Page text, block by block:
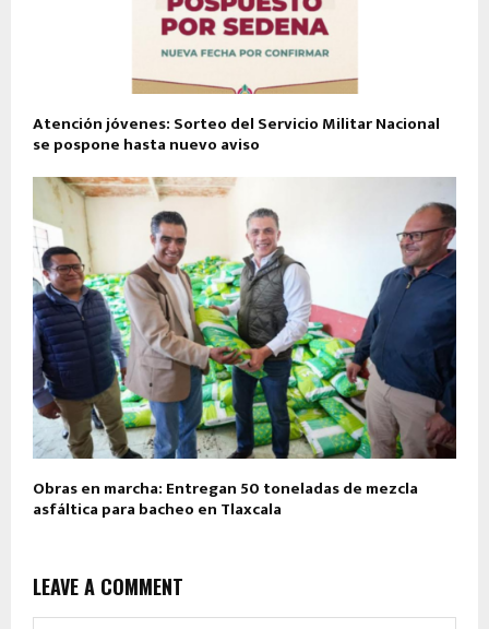
Atención jóvenes: Sorteo del Servicio Militar Nacional
se pospone hasta nuevo aviso
Obras en marcha: Entregan 50 toneladas de mezcla
asfáltica para bacheo en Tlaxcala
LEAVE A COMMENT